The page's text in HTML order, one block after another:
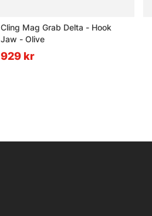
Cling Mag Grab Delta - Hook
Jaw - Olive
929 kr